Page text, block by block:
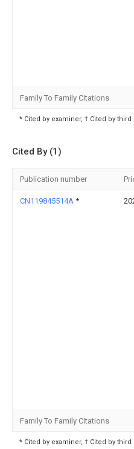
Family To Family Citations
* Cited by examiner, † Cited by third
Cited By (1)
Publication number
CN119845514A *
Family To Family Citations
* Cited by examiner, † Cited by